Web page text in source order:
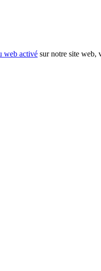
web activé sur notre site web,